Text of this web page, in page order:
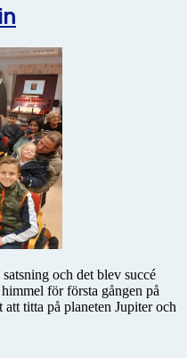
och det blev succé
för första gången på
titta på planeten Jupiter och